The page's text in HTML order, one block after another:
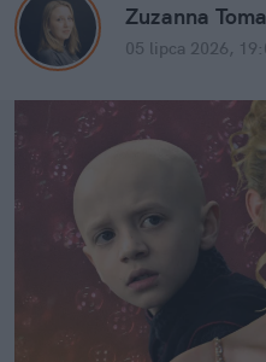
Zuzanna
05 lipca 2026,